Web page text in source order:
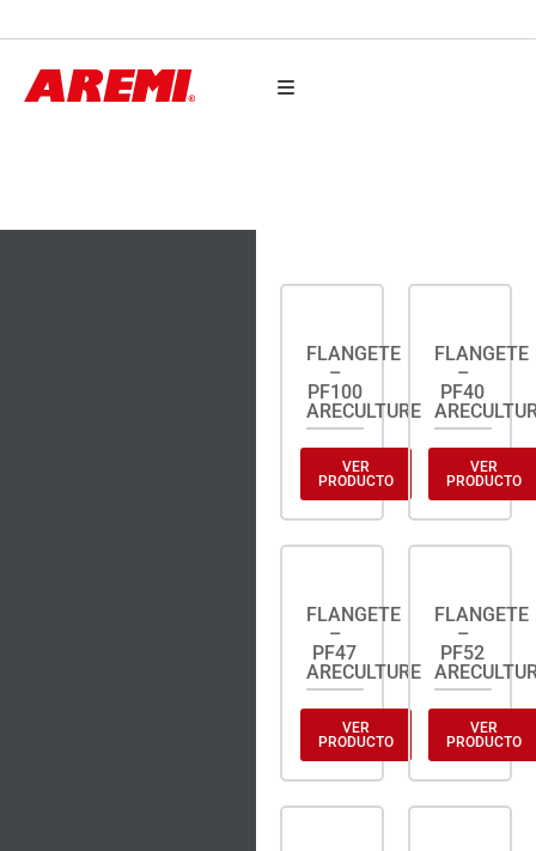
FLANGETE
–
PF100
ARECULTURE
VER
PRODUCTO
FLANGETE
–
PF40
VER
PRODUCTO
FLANGETE
–
PF47
ARECULTURE
VER
PRODUCTO
FLANGETE
–
PF52
VER
PRODUCTO